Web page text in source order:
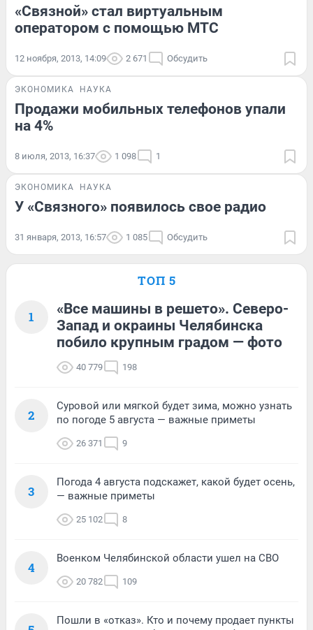
«Связной» стал виртуальным
оператором с помощью МТС
12 ноября, 2013, 14:09 2 671 Обсудить
ЭКОНОМИКА НАУКА
Продажи мобильных телефонов упали
на 4%
8 июля, 2013, 16:37 1 098 1
ЭКОНОМИКА НАУКА
У «Связного» появилось свое радио
31 января, 2013, 16:57 1 085 Обсудить
ТОП 5
1
«Все машины в решето». Северо-
Запад и окраины Челябинска
побило крупным градом — фото
40 779 198
2
Суровой или мягкой будет зима, можно узнать
по погоде 5 августа — важные приметы
26 371 9
3
Погода 4 августа подскажет, какой будет осень,
— важные приметы
25 102 8
4
Военком Челябинской области ушел на СВО
20 782 109
Пошли в «отказ». Кто и почему продает пункты